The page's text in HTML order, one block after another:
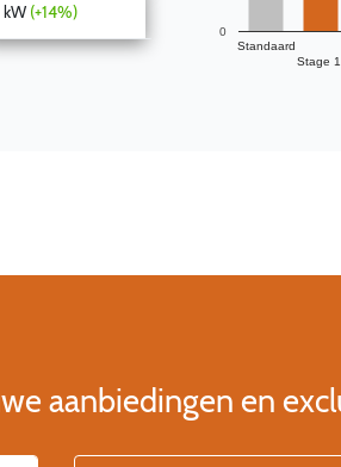
kW (+14%)
Standaard
Stage
0
aanbiedingen en